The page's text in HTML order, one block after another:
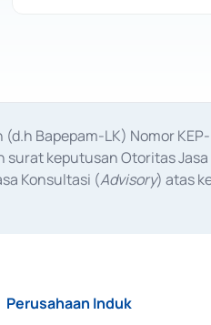
Bapepam-LK) Nomor KEP-
surat keputusan Otoritas
Konsultasi (Advisory) atas
Perusahaan Induk